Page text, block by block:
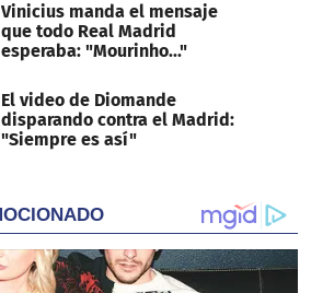
Vinicius manda el mensaje
que todo Real Madrid
esperaba: "Mourinho..."
El video de Diomande
disparando contra el Madrid:
"Siempre es así"